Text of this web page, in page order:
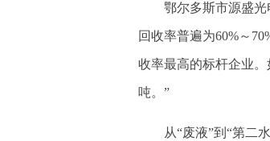
鄂尔多斯市源盛光电
回收率普遍为60%～
收率最高的标杆企业
吨。”
从“废液”到“第二水